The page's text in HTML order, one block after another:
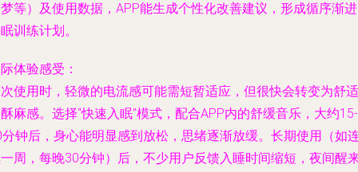
等）及使用数据，APP能生成个性化改善建议，形成循序渐
训练计划。
体验感受：
使用时，轻微的电流感可能需短暂适应，但很快会转变为舒适
麻感。选择“快速入眠”模式，配合APP内的舒缓音乐，大约15-
钟后，身心能明显感到放松，思绪逐渐放缓。长期使用（如
周，每晚30分钟）后，不少用户反馈入睡时间缩短，夜间醒